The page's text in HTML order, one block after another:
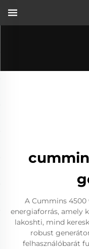
A Cummins
energiaforrás, amely
lakoshti, mind
robust
felhasználóbarát